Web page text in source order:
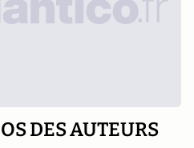
DES AUTEURS